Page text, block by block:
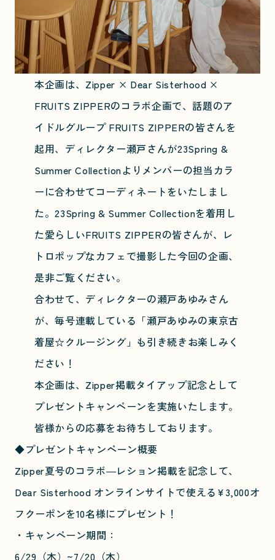
本企画は、Zipper × Dear Sisterhood ×
FRUITS ZIPPERのコラボ企画で、話題のア
イドルグループ FRUITS ZIPPERの皆さんを
起用、ディレクター瀬戸さんが23Spring &
Summer Collectionよりメンバーの担当カラ
ーに合わせてコーディネートをいたしまし
た。23Spring & Summer Collectionを着用し
た愛らしいFRUITS ZIPPERの皆さんが、レ
トロポップなカフェで撮影した今回の企画、
是非ご覧ください。
合わせて、ディレクターの瀬戸あゆみさん
が、毎号連載している「瀬戸あゆみの東京古
着屋☆クルージング」も引き続きお楽しみく
ださい！
本企画は、Zipper掲載タイアップ記念として
プレゼントキャンペーンを実施いたします。
皆様からの応募をお待ちしております。
◆プレゼントキャンペーン概要
Zipper夏号のコラボ―レション掲載を記念して、
Dear Sisterhood オンラインサイトで使える¥3,000オ
フクーポンを10名様にプレゼント！
・キャンペーン期間：
6/29（木）~7/20（木）